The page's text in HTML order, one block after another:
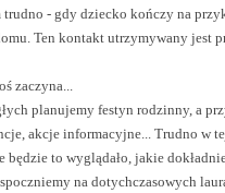
trudno - gdy dziecko kończy na
Ten kontakt utrzymywany jest
zaczyna...
planujemy festyn rodzinny, a
akcje informacyjne... Trudno w
będzie to wyglądało, jakie
na dotychczasowych